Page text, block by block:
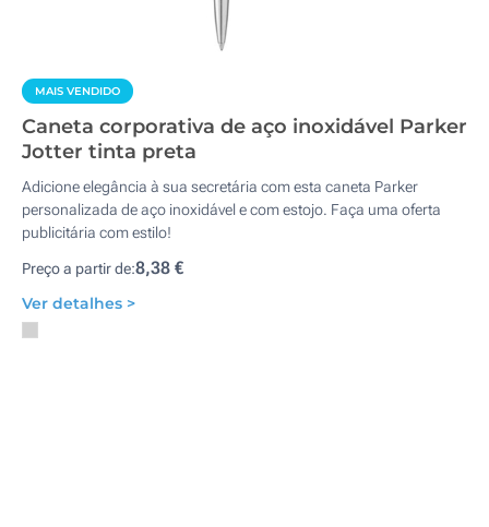
MAIS VENDIDO
Caneta corporativa de aço inoxidável Parker
Jotter tinta preta
Adicione elegância à sua secretária com esta caneta Parker
personalizada de aço inoxidável e com estojo. Faça uma oferta
publicitária com estilo!
Preço a partir de:8,38 €
Ver detalhes >